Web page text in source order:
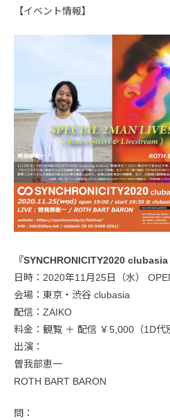
【イベント情報】
『SYNCHRONICITY2020 clubasia
日時：2020年11月25日（水）
会場：東京・渋谷 clubasia
配信：ZAIKO
料金：観覧 ＋ 配信 ￥5,000（1D代
出演：
曽我部恵一
ROTH BART BARON
問：